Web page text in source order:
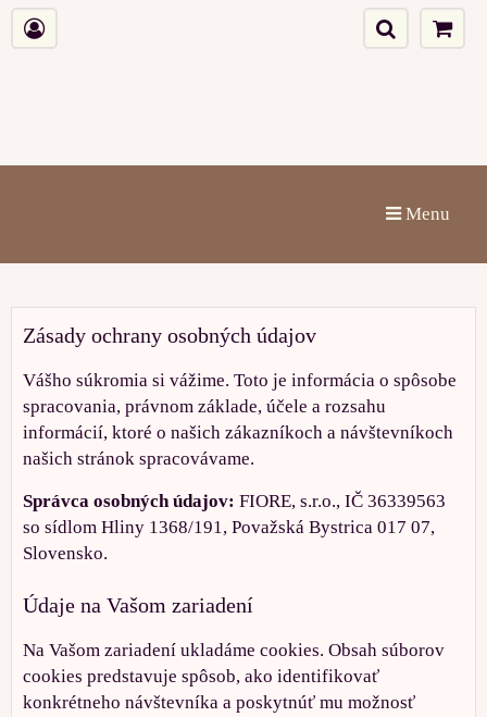
Menu
Zásady ochrany osobných údajov
Vášho súkromia si vážime. Toto je informácia o spôsobe
spracovania, právnom základe, účele a rozsahu
informácií, ktoré o našich zákazníkoch a návštevníkoch
našich stránok spracovávame.
Správca osobných údajov: FIORE, s.r.o., IČ 36339563
so sídlom Hliny 1368/191, Považská Bystrica 017 07,
Slovensko.
Údaje na Vašom zariadení
Na Vašom zariadení ukladáme cookies. Obsah súborov
cookies predstavuje spôsob, ako identifikovať
konkrétneho návštevníka a poskytnúť mu možnosť